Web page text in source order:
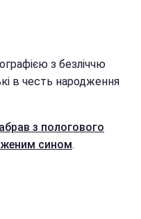
з безліччю
в честь народження
з пологового
сином.